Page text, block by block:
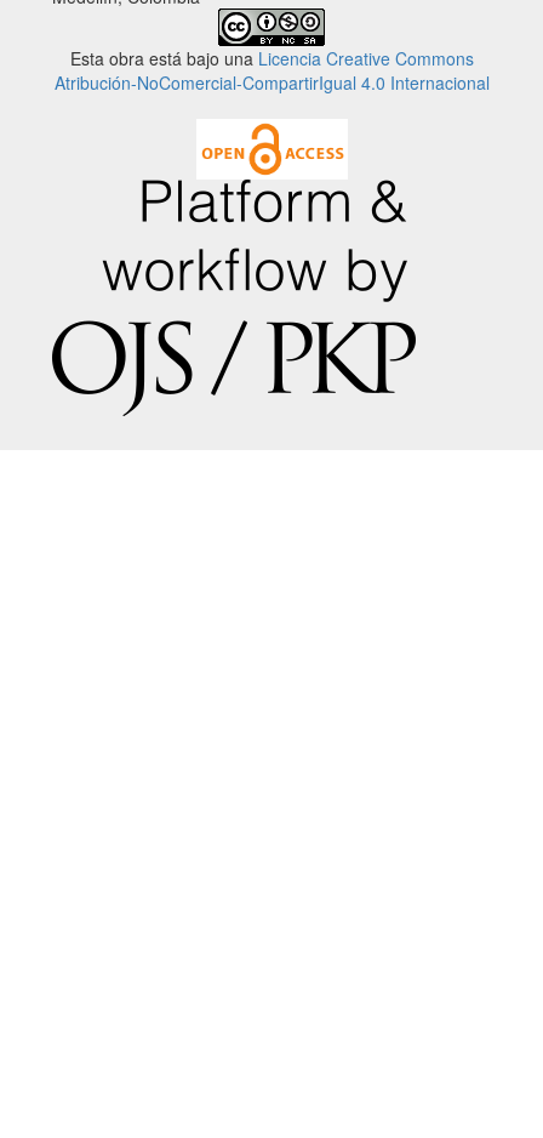
Esta obra está bajo una Licencia Creative Commons
Atribución-NoComercial-CompartirIgual 4.0 Internacional